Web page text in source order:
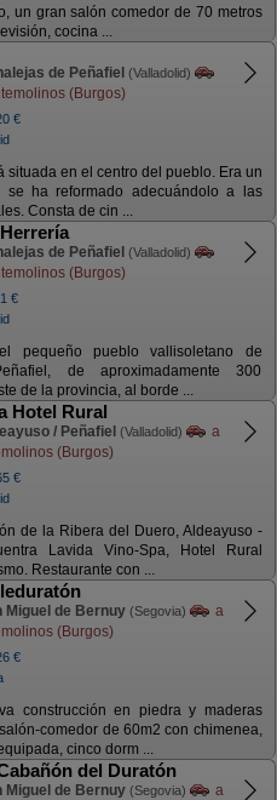
un gran salón comedor de 70 metros
cocina ...
de Peñafiel (Valladolid)
(Burgos)
€
situada en el centro del pueblo. Era un
se ha reformado adecuándolo a las
Consta de cin ...
de Peñafiel (Valladolid)
(Burgos)
€
pequeño pueblo vallisoletano de
de aproximadamente 300
de la provincia, al borde ...
Hotel Rural
/ Peñafiel (Valladolid)
a
(Burgos)
€
de la Ribera del Duero, Aldeayuso -
Lavida Vino-Spa, Hotel Rural
Restaurante con ...
Miguel de Bernuy (Segovia)
a
(Burgos)
€
construcción en piedra y maderas
comedor de 60m2 con chimenea,
cinco dorm ...
del Duratón
Miguel de Bernuy (Segovia)
a